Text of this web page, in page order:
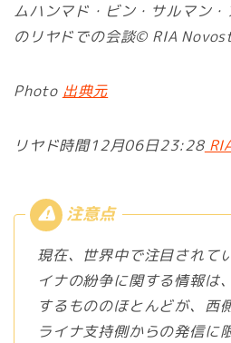
ムハンマド・ビン・サルマン
のリヤドでの会談© RIA
Photo 出典元
リヤド時間12月06日23:28
現在、世界中で注目されて
イナの紛争に関する情報は
するもののほとんどが、西
ライナ支持側からの発信に